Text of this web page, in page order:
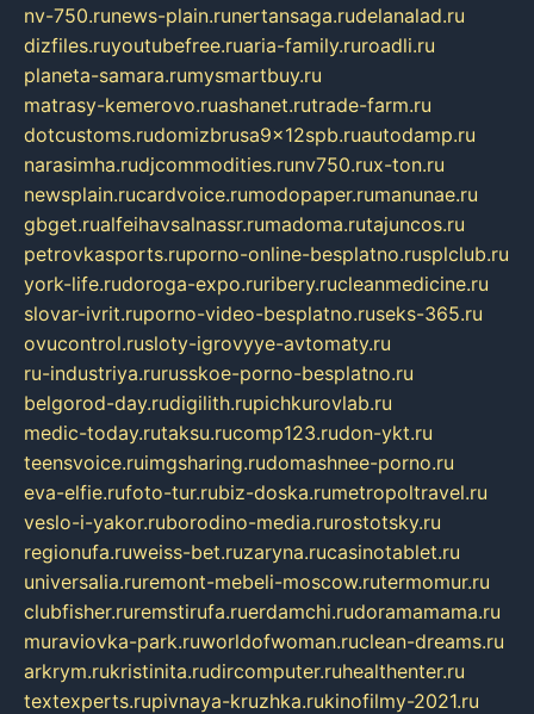
nv-750.runews-plain.runertansaga.rudelanalad.ru
dizfiles.ruyoutubefree.ruaria-family.ruroadli.ru
planeta-samara.rumysmartbuy.ru
matrasy-kemerovo.ruashanet.rutrade-farm.ru
dotcustoms.rudomizbrusa9x12spb.ruautodamp.ru
narasimha.rudjcommodities.runv750.rux-ton.ru
newsplain.rucardvoice.rumodopaper.rumanunae.ru
gbget.rualfeihavsalnassr.rumadoma.rutajuncos.ru
petrovkasports.ruporno-online-besplatno.rusplclub.ru
york-life.rudoroga-expo.ruribery.rucleanmedicine.ru
slovar-ivrit.ruporno-video-besplatno.ruseks-365.ru
ovucontrol.rusloty-igrovyye-avtomaty.ru
ru-industriya.rurusskoe-porno-besplatno.ru
belgorod-day.rudigilith.rupichkurovlab.ru
medic-today.rutaksu.rucomp123.rudon-ykt.ru
teensvoice.ruimgsharing.rudomashnee-porno.ru
eva-elfie.rufoto-tur.rubiz-doska.rumetropoltravel.ru
veslo-i-yakor.ruborodino-media.rurostotsky.ru
regionufa.ruweiss-bet.ruzaryna.rucasinotablet.ru
universalia.ruremont-mebeli-moscow.rutermomur.ru
clubfisher.ruremstirufa.ruerdamchi.rudoramamama.ru
muraviovka-park.ruworldofwoman.ruclean-dreams.ru
arkrym.rukristinita.rudircomputer.ruhealthenter.ru
textexperts.rupivnaya-kruzhka.rukinofilmy-2021.ru